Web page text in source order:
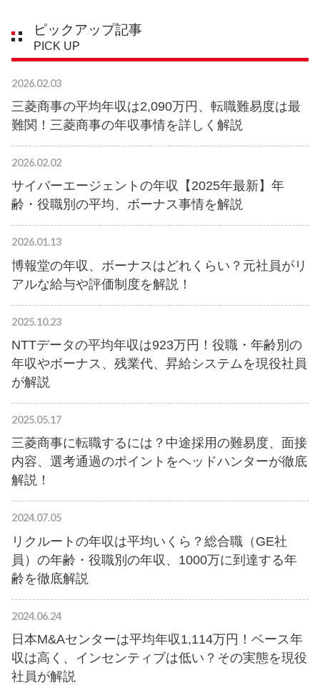
ピックアップ記事
PICK UP
2026.02.03
三菱商事の平均年収は2,090万円、転職難易度は最
難関！三菱商事の年収事情を詳しく解説
2026.02.02
サイバーエージェントの年収【2025年最新】年
齢・役職別の平均、ボーナス事情を解説
2026.01.13
博報堂の年収、ボーナスはどれくらい？元社員がリ
アルな給与や評価制度を解説！
2025.10.23
NTTデータの平均年収は923万円！役職・年齢別の
年収やボーナス、残業代、昇給システムを現役社員
が解説
2025.05.17
三菱商事に転職するには？中途採用の難易度、面接
内容、選考通過のポイントをヘッドハンターが徹底
解説！
2024.07.05
リクルートの年収は平均いくら？総合職（GE社
員）の年齢・役職別の年収、1000万に到達する年
齢を徹底解説
2024.06.24
日本M&Aセンターは平均年収1,114万円！ベース年
収は高く、インセンティブは低い？その実態を現役
社員が解説